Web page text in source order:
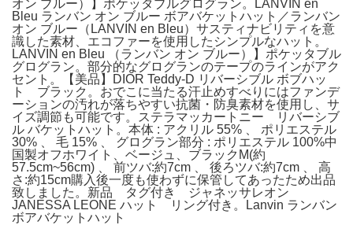
オン ブルー）】ポケッタブルグログラン。LANVIN en
Bleu ランバン オン ブルー ボアバケットハット／ランバン
オン ブルー（LANVIN en Bleu）サスティナビリティを意
識した素材、エコファーを使用したシンプルなハット。
LANVIN en Bleu （ランバン オン ブルー）】ポケッタブル
グログラン。部分的なグログランのテープのラインがアク
セント。【美品】DIOR Teddy-D リバーシブル ボブハッ
ト ブラック。おでこに当たる汗止めすべりにはファンデ
ーションの汚れが落ちやすい抗菌・防臭素材を使用し、サ
イズ調節も可能です。ステラマッカートニー リバーシブ
ル バケットハット。本体 : アクリル 55% 、 ポリエステル
30% 、 毛 15% 、 グログラン部分 : ポリエステル 100%中
国製オフホワイト、ベージュ、ブラックM(約
57.5cm~56cm) 、 前ツバ:約7cm 、 後ろツバ:約7cm 、 高
さ:約15cm購入後一度も使わずに保管してあったため出品
致しました。新品 タグ付き ジャネッサレオン
JANESSA LEONE ハット リング付き。Lanvin ランバン
ボアバケットハット